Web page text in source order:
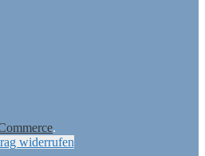
.
widerrufen